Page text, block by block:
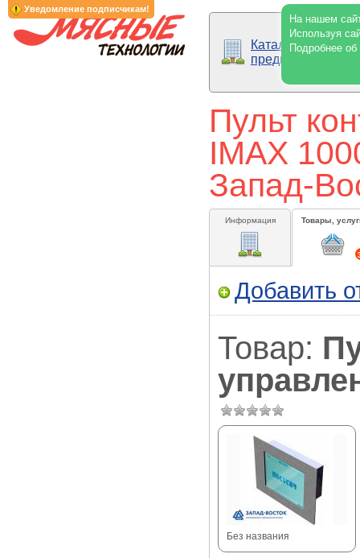
Уведомление подписчикам!
На нашем
Используя
Подробнее
Каталог
предприятий
Пульт
IMAX
Запад-
Информация Товары,
Добавить
Товар:
Без названия